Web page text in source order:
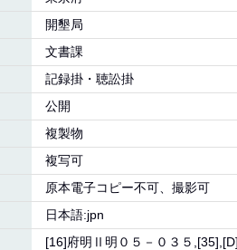
開墾局
文書課
記録掛・聴訟掛
公開
複製物
複写可
原本電子コピー不可、撮影可
日本語:jpn
[16]府明Ⅱ明０５－０３５